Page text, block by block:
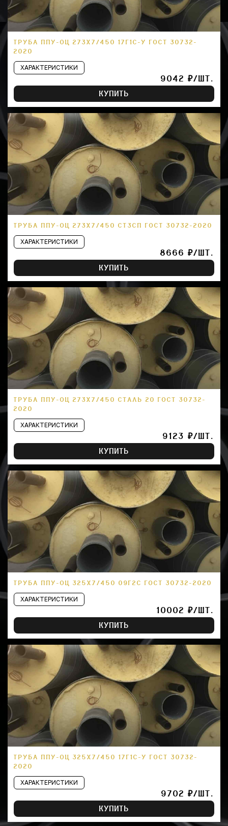
ТРУБА ППУ-ОЦ 273Х7/450 17Г1С-У ГОСТ 30732-
2020
ХАРАКТЕРИСТИКИ
9042 ₽/ШТ.
КУПИТЬ
ТРУБА ППУ-ОЦ 273Х7/450 СТ3СП ГОСТ 30732-2020
ХАРАКТЕРИСТИКИ
8666 ₽/ШТ.
КУПИТЬ
ТРУБА ППУ-ОЦ 273Х7/450 СТАЛЬ 20 ГОСТ 30732-
2020
ХАРАКТЕРИСТИКИ
9123 ₽/ШТ.
КУПИТЬ
ТРУБА ППУ-ОЦ 325Х7/450 09Г2С ГОСТ 30732-2020
ХАРАКТЕРИСТИКИ
10002 ₽/ШТ.
КУПИТЬ
ТРУБА ППУ-ОЦ 325Х7/450 17Г1С-У ГОСТ 30732-
2020
ХАРАКТЕРИСТИКИ
9702 ₽/ШТ.
КУПИТЬ